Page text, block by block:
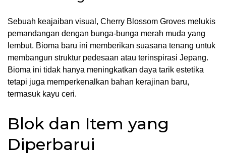
Sebuah keajaiban visual, Cherry Blossom Groves melukis
pemandangan dengan bunga-bunga merah muda yang
lembut. Bioma baru ini memberikan suasana tenang untuk
membangun struktur pedesaan atau terinspirasi Jepang.
Bioma ini tidak hanya meningkatkan daya tarik estetika
tetapi juga memperkenalkan bahan kerajinan baru,
termasuk kayu ceri.
Blok dan Item yang
Diperbarui